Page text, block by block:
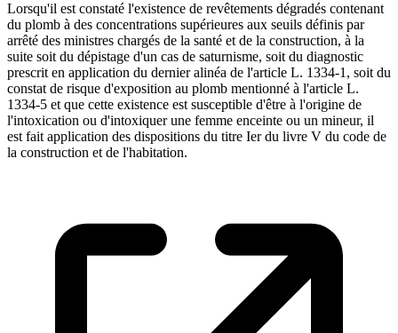
Lorsqu'il est constaté l'existence de revêtements dégradés contenant
du plomb à des concentrations supérieures aux seuils définis par
arrêté des ministres chargés de la santé et de la construction, à la
suite soit du dépistage d'un cas de saturnisme, soit du diagnostic
prescrit en application du dernier alinéa de l'article L. 1334-1, soit du
constat de risque d'exposition au plomb mentionné à l'article L.
1334-5 et que cette existence est susceptible d'être à l'origine de
l'intoxication ou d'intoxiquer une femme enceinte ou un mineur, il
est fait application des dispositions du titre Ier du livre V du code de
la construction et de l'habitation.